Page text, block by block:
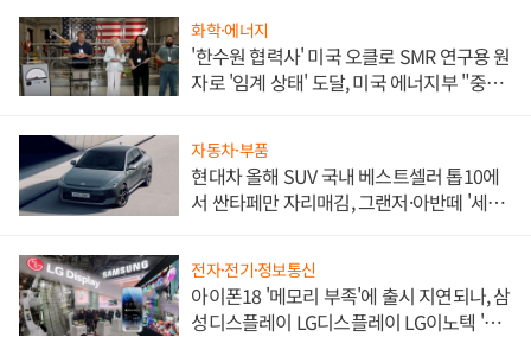
화학·에너지
'한수원 협력사' 미국 오클로 SMR 연구용 원
자로 '임계 상태' 도달, 미국 에너지부 "중요
자동차·부품
현대차 올해 SUV 국내 베스트셀러 톱10에
서 싼타페만 자리매김, 그랜저·아반떼 '세단
전자·전기·정보통신
아이폰18 '메모리 부족'에 출시 지연되나, 삼
성디스플레이 LG디스플레이 LG이노텍 '탈